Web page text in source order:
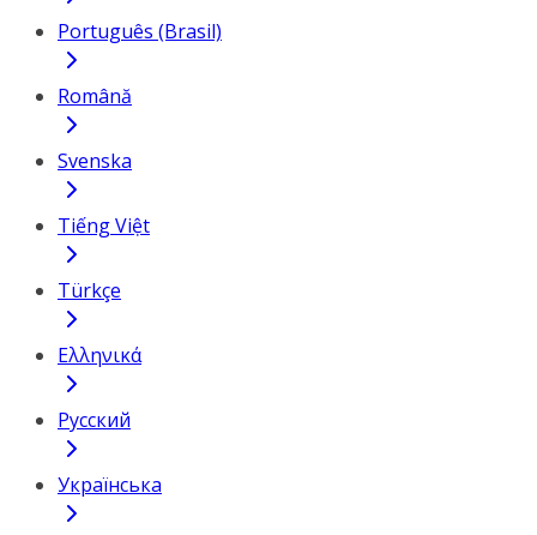
Português (Brasil)
Română
Svenska
Tiếng Việt
Türkçe
Ελληνικά
Русский
Українська